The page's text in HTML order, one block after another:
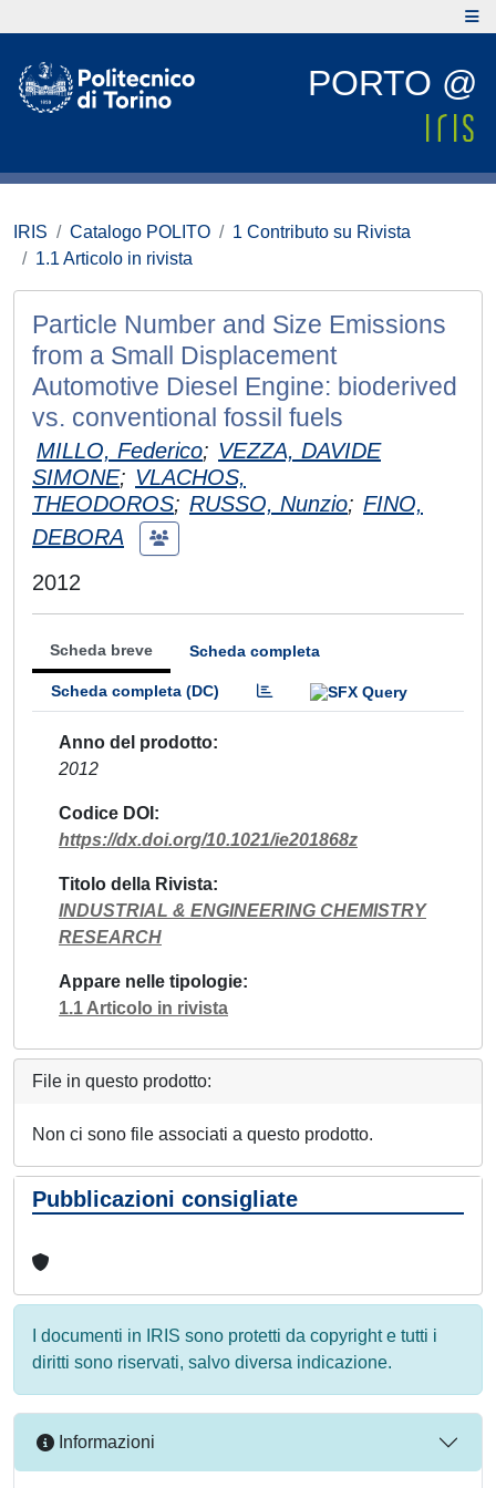
PORTO @
IRIS Catalogo POLITO
1 Contributo su Rivista
1.1 Articolo in rivista
Particle Number and Size Emissions
from a Small Displacement
Automotive Diesel Engine: bioderived
vs. conventional fossil fuels
MILLO, Federico; VEZZA, DAVIDE
SIMONE; VLACHOS,
THEODOROS; RUSSO, Nunzio; FINO,
DEBORA
2012
Scheda breve Scheda completa
Scheda completa (DC)
Anno del prodotto
2012
Codice DOI
https://dx.doi.org/10.1021/ie201868z
Titolo della Rivista
INDUSTRIAL & ENGINEERING CHEMISTRY
RESEARCH
Appare nelle tipologie
1.1 Articolo in rivista
File in questo prodotto:
Non ci sono file associati a questo prodotto.
Pubblicazioni consigliate
I documenti in IRIS sono protetti da copyright e tutti i
diritti sono riservati, salvo diversa indicazione.
Informazioni